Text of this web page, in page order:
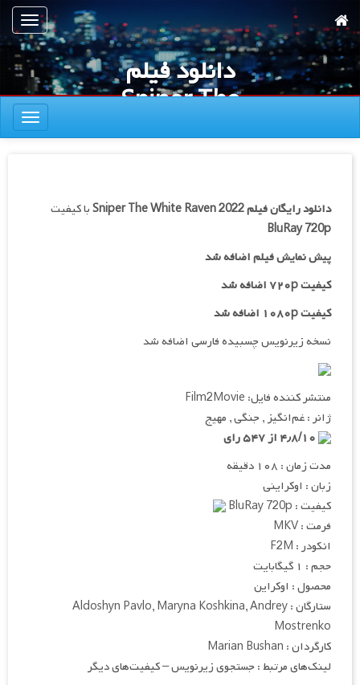
به
محتوای
اصلی
ناوبری
دانلود فیلم
Sniper The
White Raven
ناوبری
دانلود رایگان فیلمSniper The White Raven 2022با کیفیت
BluRay 720p
پیش نمایش فیلم اضافه شد
کیفیت ۷۲۰p اضافه شد
کیفیت ۱۰۸۰p اضافه شد
نسخه زیرنویس چسبیده فارسی اضافه شد
منتشر کننده فایل: Film2Movie
ژانر : غم‌انگیز , جنگی , مهیج
مدت زمان : ۱۰۸ دقیقه
زبان : اوکراینی
کیفیت : BluRay 720p
فرمت : MKV
انکودر : F2M
حجم : ۱ گیگابایت
محصول : اوکراین
ستارگان : Aldoshyn Pavlo, Maryna Koshkina, Andrey
Mostrenko
کارگردان : Marian Bushan
لینک‌های مرتبط : جستجوی زیرنویس – کیفیت‌های دیگر